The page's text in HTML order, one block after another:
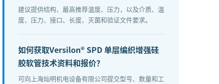
建议提供结构、最高推荐温度、压力，以及介质、温
度、压力、接口、长度、灭菌和验证文件要求。
如何获取Versilon® SPD 单层编织增强硅
胶软管技术资料和报价？
可向上海灿明机电设备有限公司提交型号、数量和工